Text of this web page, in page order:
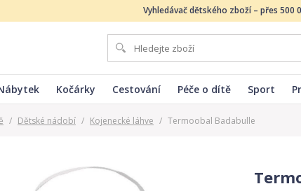
Vyhledávač dětského zboží – přes
Kočárky Cestování Péče o dítě Sport
/ Dětské nádobí / Kojenecké láhve / Termoobal Badabulle